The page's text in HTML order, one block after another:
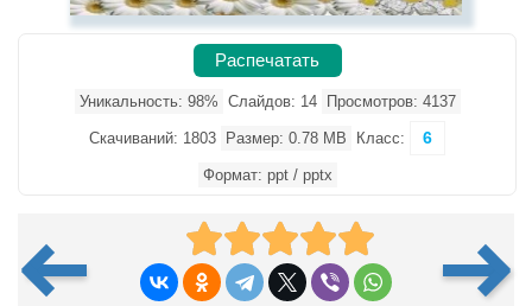
Распечатать
Уникальность: 98% Слайдов: 14 Просмотров: 4137
Скачиваний: 1803 Размер: 0.78 MB Класс: 6
Формат: ppt / pptx